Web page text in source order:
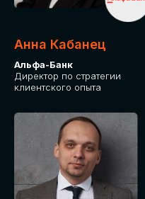
Анна Кабанец
Альфа-Банк
Директор по стратегии
клиентского опыта
УЧАСТИЯ